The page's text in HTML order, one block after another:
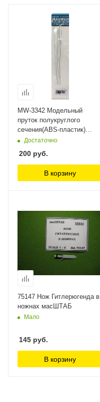
MW-3342 Модельный
пруток полукруглого
сечения(ABS-пластик)
2.0mm*250mm 6шт ManWah
Достаточно
200 руб.
В корзину
75147 Нож Гитлерюгенда в
ножнах масШТАБ
Мало
145 руб.
В корзину